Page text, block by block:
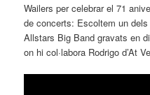
Wailers per celebrar el 71
de concerts: Escoltem un
Allstars Big Band gravats en
on hi col·labora Rodrigo d’At